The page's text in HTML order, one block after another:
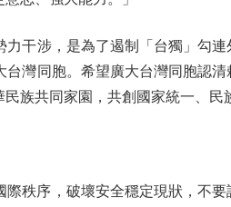
干涉，是為了遏制「台獨」勾連
灣同胞。希望廣大台灣同胞認
族共同家園，共創國家統一、民
序，破壞安全穩定現狀，不要